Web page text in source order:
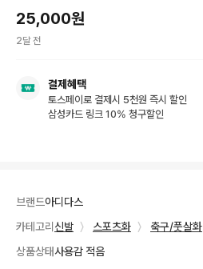
25,000원
2달 전
결제혜택
토스페이로 결제시 5천원 즉시 할인
삼성카드 링크 10% 청구할인
브랜드아디다스
카테고리 신발 〉 스포츠화 〉
축구/풋살화
상품상태사용감 적음